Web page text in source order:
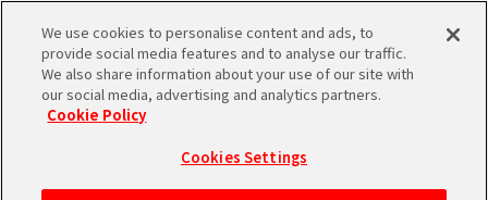
TOP
キャラクター
We use cookies to personalise content and ads, to
provide social media features and to analyse our traffic.
We also share information about your use of our site with
our social media, advertising and analytics partners.
Cookie Policy
Cookies Settings